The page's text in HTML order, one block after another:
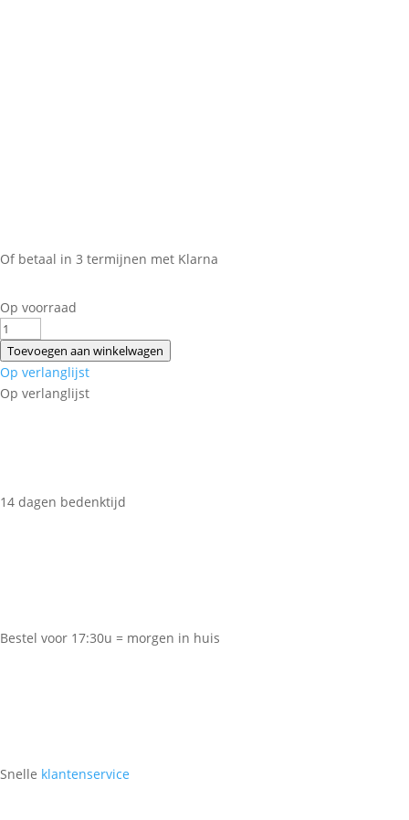
Of betaal in 3 termijnen met Klarna
Op voorraad
PETSNACK
KIPPENPOTEN
WIT
1
Toevoegen aan winkelwagen
Op verlanglijst
Op verlanglijst
14 dagen bedenktijd
Bestel voor 17:30u = morgen in huis
Snelle klantenservice